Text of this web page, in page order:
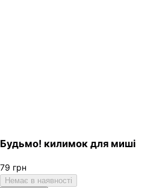
Будьмо! килимок для миші
79 грн
Немає в наявності